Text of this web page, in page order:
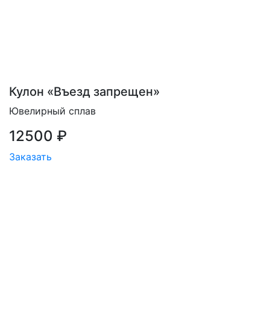
Кулон «Въезд запрещен»
Ювелирный сплав
12500 ₽
Заказать